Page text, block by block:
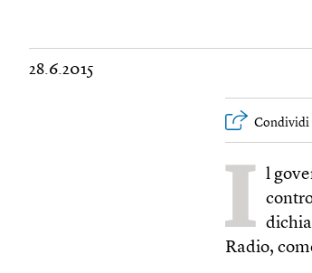
28.6.2015
Condividi
I l
Radio,